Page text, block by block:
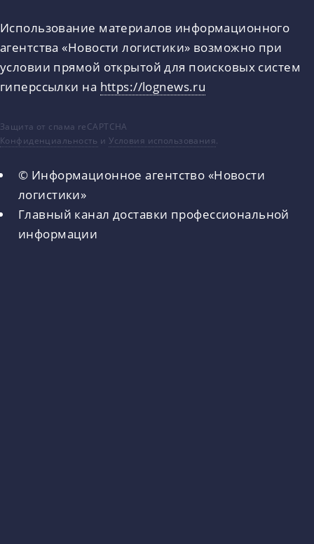
Использование материалов информационного
агентства «Новости логистики» возможно при
условии прямой открытой для поисковых систем
гиперссылки на https://lognews.ru
Защита от спама reCAPTCHA
Конфиденциальность иУсловия использования.
© Информационное агентство «Новости
логистики»
Главный канал доставки профессиональной
информации